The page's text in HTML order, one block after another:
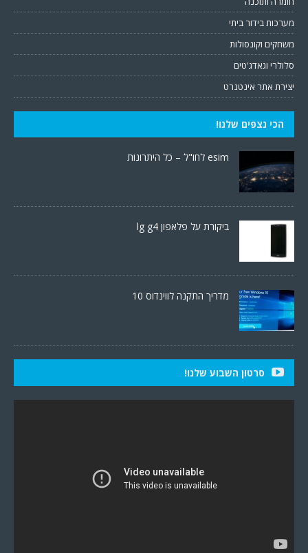
מערכות בידור ביתי
משחקים וקונסולות
סלולרי וגאדג'טים
יצירת אתר אינטנרט
הכי נצפים שלנו!
esim לחו"ל – כל היתרונות
ביקורת על פלאפון lg g4
מדריך התקנה לווינדוס 10
סרטון השבוע שלנו!